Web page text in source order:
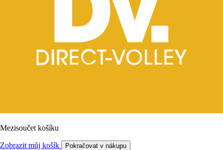
Mezisoučet košíku
Zobrazit můj košík Pokračovat v nákupu